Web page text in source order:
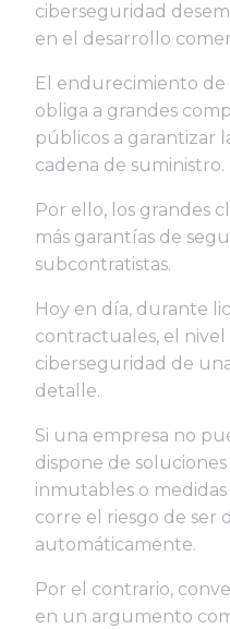
ciberseguridad
en el desarrollo
El endurecimiento de
obliga a grandes
públicos a garantizar
cadena de suministro.
Por ello, los grandes
más garantías de
subcontratistas.
Hoy en día, durante
contractuales, el
ciberseguridad de
detalle.
Si una empresa no
dispone de
inmutables o
corre el riesgo de ser
automáticamente.
Por el contrario,
en un argumento